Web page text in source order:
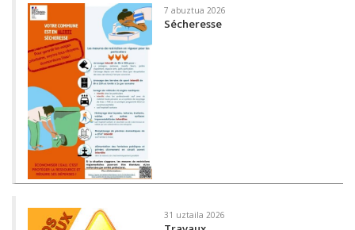
7 abuztua 2026
Sécheresse
31 uztaila 2026